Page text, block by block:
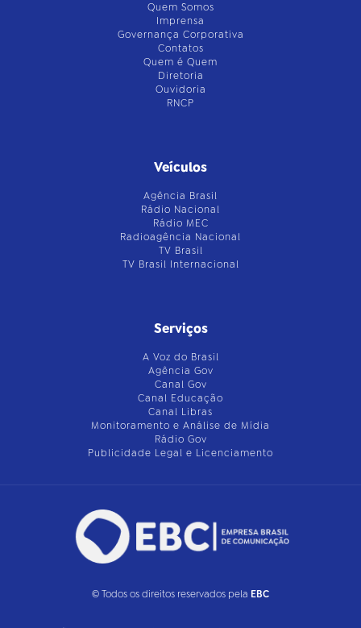
Quem Somos
Imprensa
Governança Corporativa
Contatos
Quem é Quem
Diretoria
Ouvidoria
RNCP
Veículos
Agência Brasil
Rádio Nacional
Rádio MEC
Radioagência Nacional
TV Brasil
TV Brasil Internacional
Serviços
A Voz do Brasil
Agência Gov
Canal Gov
Canal Educação
Canal Libras
Monitoramento e Análise de Mídia
Rádio Gov
Publicidade Legal e Licenciamento
© Todos os direitos reservados pela EBC